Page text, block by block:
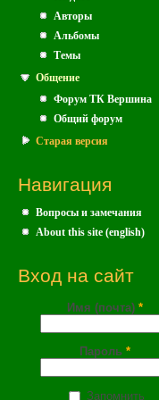
Авторы
Альбомы
Темы
Общение
Форум ТК Вершина
Общий форум
Старая версия
Навигация
Вопросы и замечания
About this site (english)
Вход на сайт
Имя (почта) *
Пароль *
Запомнить